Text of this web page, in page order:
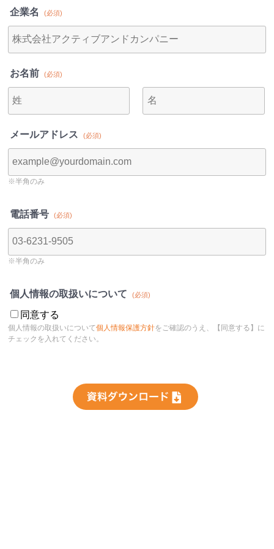
企業名
お名前
メールアドレス
※半角のみ
電話番号
※半角のみ
個人情報の取扱いについて
同意する
個人情報の取扱いについて個人情報保護方針をご確認のうえ、【同意する】に
チェックを入れてください。